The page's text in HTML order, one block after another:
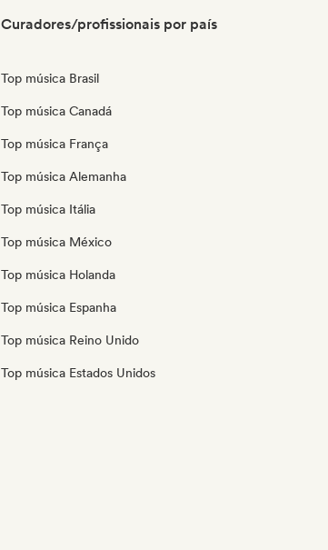
Curadores/profissionais por país
Top música Brasil
Top música Canadá
Top música França
Top música Alemanha
Top música Itália
Top música México
Top música Holanda
Top música Espanha
Top música Reino Unido
Top música Estados Unidos